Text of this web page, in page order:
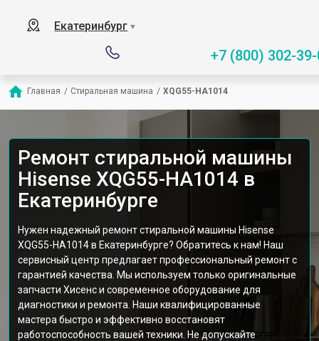
Екатеринбург ▼
+7 (800) 302-
Главная / Стиральная машина / XQG55-HA1014
Ремонт стиральной машины
Hisense XQG55-HA1014 в
Екатеринбурге
Нужен надежный ремонт стиральной машины Hisense
XQG55-HA1014 в Екатеринбурге? Обратитесь к нам! Наш
сервисный центр предлагает профессиональный ремонт с
гарантией качества. Мы используем только оригинальные
запчасти Хисенс и современное оборудование для
диагностики и ремонта. Наши квалифицированные
мастера быстро и эффективно восстановят
работоспособность вашей техники. Не допускайте